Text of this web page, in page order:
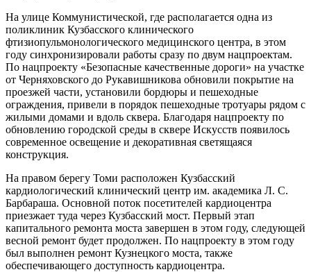
На улице Коммунистической, где располагается одна из
поликлиник Кузбасского клинического
фтизиопульмонологического медицинского центра, в этом
году синхронизировали работы сразу по двум нацпроектам.
По нацпроекту «Безопасные качественные дороги» на участке
от Черняховского до Рукавишникова обновили покрытие на
проезжей части, установили бордюры и пешеходные
ограждения, привели в порядок пешеходные тротуары рядом с
жилыми домами и вдоль сквера. Благодаря нацпроекту по
обновлению городской среды в сквере Искусств появилось
современное освещение и декоративная светящаяся
конструкция.
На правом берегу Томи расположен Кузбасский
кардиологический клинический центр им. академика Л. С.
Барбараша. Основной поток посетителей кардиоцентра
приезжает туда через Кузбасский мост. Первый этап
капитального ремонта моста завершен в этом году, следующей
весной ремонт будет продолжен. По нацпроекту в этом году
был выполнен ремонт Кузнецкого моста, также
обеспечивающего доступность кардиоцентра.